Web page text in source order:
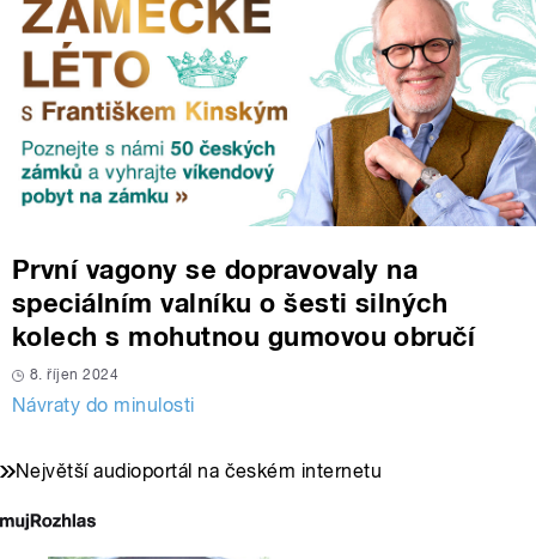
První vagony se dopravovaly na
speciálním valníku o šesti silných
kolech s mohutnou gumovou obručí
8. říjen 2024
Návraty do minulosti
Největší audioportál na českém internetu